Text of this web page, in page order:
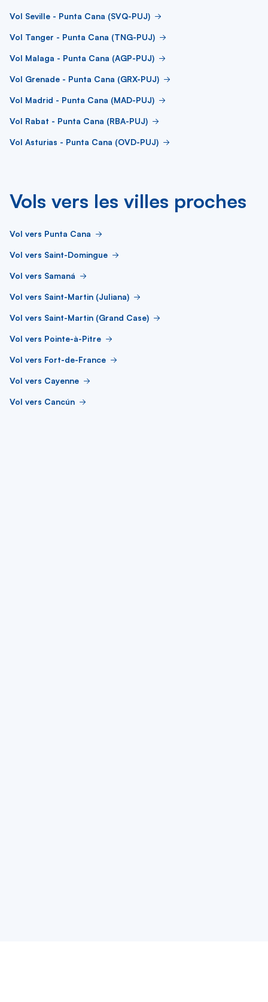
Vol Seville - Punta Cana (SVQ-PUJ)
Vol Tanger - Punta Cana (TNG-PUJ)
Vol Malaga - Punta Cana (AGP-PUJ)
Vol Grenade - Punta Cana (GRX-PUJ)
Vol Madrid - Punta Cana (MAD-PUJ)
Vol Rabat - Punta Cana (RBA-PUJ)
Vol Asturias - Punta Cana (OVD-PUJ)
Vols vers les villes proches
Vol vers Punta Cana
Vol vers Saint-Domingue
Vol vers Samaná
Vol vers Saint-Martin (Juliana)
Vol vers Saint-Martin (Grand Case)
Vol vers Pointe-à-Pitre
Vol vers Fort-de-France
Vol vers Cayenne
Vol vers Cancún